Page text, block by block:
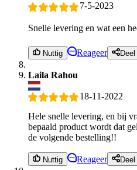
7-5-2023
Snelle levering en wat een
Nuttig Reageer Deel
Laila Rahou
18-11-2022
Hele snelle levering, en bij
bepaald product wordt dat
de volgende bestelling!!
Nuttig Reageer Deel